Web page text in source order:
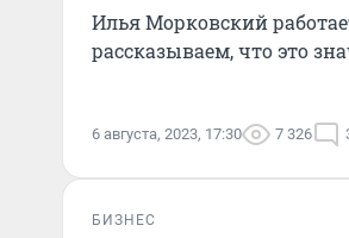
Илья Морковский
рассказываем, что это
6 августа, 2023, 17:30 7 326
БИЗНЕС